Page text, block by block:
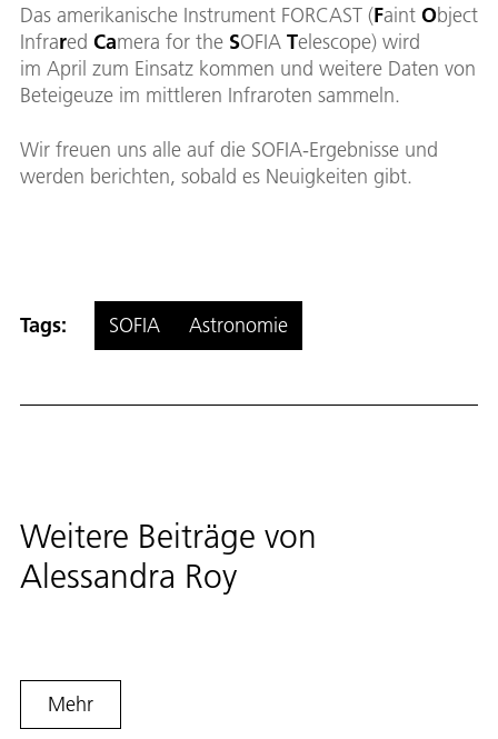
Das amerikanische Instrument FORCAST (Faint Object
Infrared Camera for the SOFIA Telescope) wird
im April zum Einsatz kommen und weitere Daten von
Beteigeuze im mittleren Infraroten sammeln.
Wir freuen uns alle auf die SOFIA-Ergebnisse und
werden berichten, sobald es Neuigkeiten gibt.
Tags: SOFIA Astronomie
Weitere Beiträge von
Alessandra Roy
Mehr